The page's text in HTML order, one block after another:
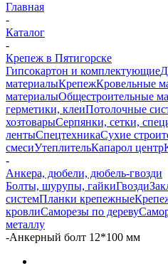
Главная
-
Каталог
-
Крепеж в Пятигорске
Гипсокартон и комплектующие
материалыКрепежКровельные
материалыОбщестроительные
герметики, клеиПотолочные
хозтоварыСерпянки, сетки,
лентыСпецтехникаСухие
смесиУтеплительКапарол центр
-
Анкера, дюбели, дюбель-гвозди
Болты, шурупы, гайкиГвозди
системПланки крепежные
кровлиСаморезы по дереву
металлу
-Анкерный болт 12*100 мм